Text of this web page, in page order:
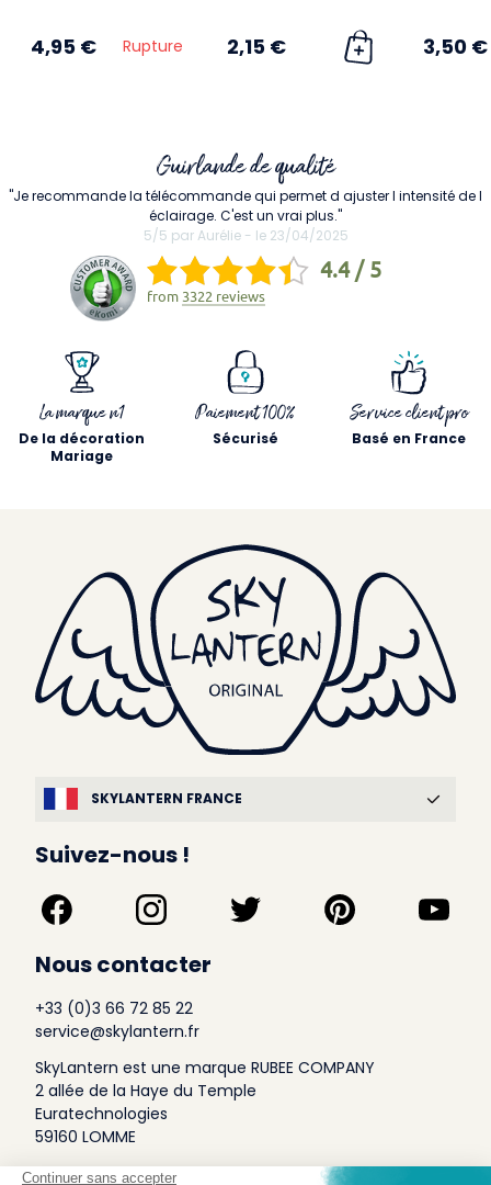
4,95 € Rupture 2,15 € 3,50 €
La marque n1
De la décoration
Mariage
Paiement 100%
Sécurisé
Service client pro
Basé en France
Guirlande de qualité
"Je recommande la télécommande qui permet d ajuster l intensité de l
éclairage. C'est un vrai plus."
5/5 par Aurélie - le 23/04/2025
4.4 / 5
from 3322 reviews
SKYLANTERN FRANCE
Suivez-nous !
Nous contacter
+33 (0)3 66 72 85 22
service@skylantern.fr
SkyLantern est une marque RUBEE COMPANY
2 allée de la Haye du Temple
Euratechnologies
59160 LOMME